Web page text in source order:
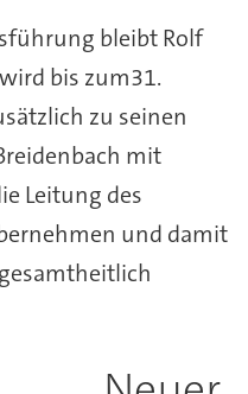
bleibt Rolf
bis zum31.
zu seinen
mit
Leitung des
und damit